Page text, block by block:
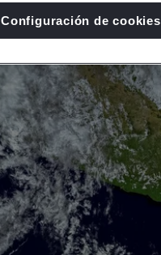
Configuración de cookies